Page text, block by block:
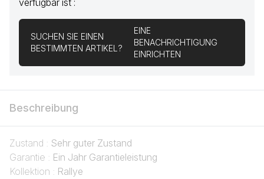
verfügbar ist :
SUCHEN SIE EINEN
BESTIMMTEN ARTIKEL?
EINE
BENACHRICHTIGUNG
EINRICHTEN
Beschreibung
Zustand : Sehr guter Zustand
Garantie : Ein Jahr Garantieleistung
Kollektion : Rallye